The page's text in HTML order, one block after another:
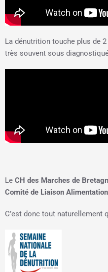
La dénutrition touche plus de
très souvent sous
Le CH des Marches de
Comité de Liaison
C’est donc tout naturellement